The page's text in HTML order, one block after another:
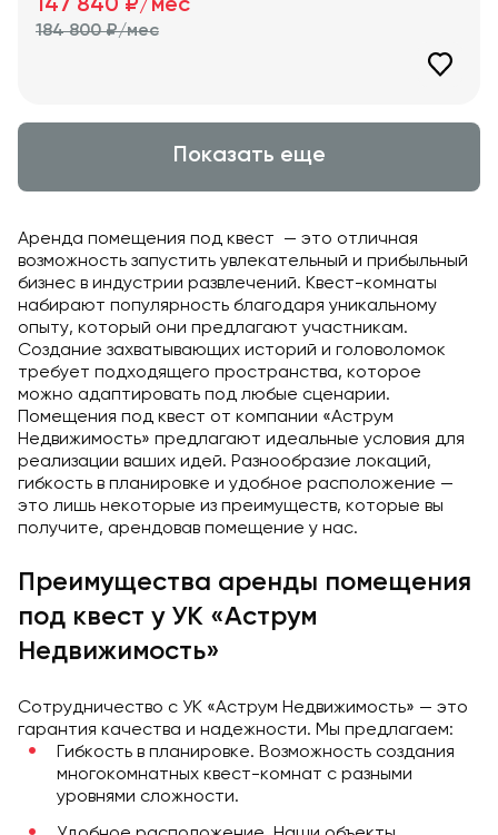
147 840 ₽/мес
184 800₽/мес
Показать еще
Аренда помещения под квест — это отличная
возможность запустить увлекательный и прибыльный
бизнес в индустрии развлечений. Квест-комнаты
набирают популярность благодаря уникальному
опыту, который они предлагают участникам.
Создание захватывающих историй и головоломок
требует подходящего пространства, которое
можно адаптировать под любые сценарии.
Помещения под квест от компании «Аструм
Недвижимость» предлагают идеальные условия для
реализации ваших идей. Разнообразие локаций,
гибкость в планировке и удобное расположение —
это лишь некоторые из преимуществ, которые вы
получите, арендовав помещение у нас.
Преимущества аренды помещения
под квест у УК «Аструм
Недвижимость»
Сотрудничество с УК «Аструм Недвижимость» — это
гарантия качества и надежности. Мы предлагаем:
Гибкость в планировке. Возможность создания
многокомнатных квест-комнат с разными
уровнями сложности.